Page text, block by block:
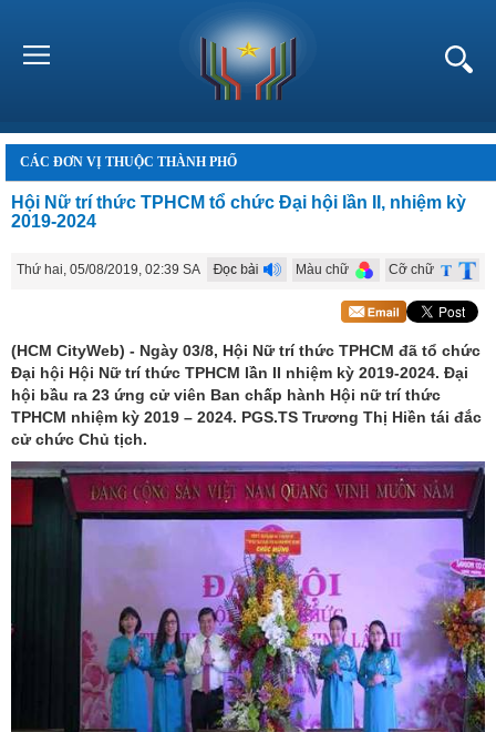
CÁC ĐƠN VỊ THUỘC THÀNH PHỐ
Hội Nữ trí thức TPHCM tổ chức Đại hội lần II, nhiệm kỳ
2019-2024
Thứ hai, 05/08/2019, 02:39 SA Cỡ chữ
Màu chữ
(HCM CityWeb) - Ngày 03/8, Hội Nữ trí thức TPHCM đã tổ chức
Đại hội Hội Nữ trí thức TPHCM lần II nhiệm kỳ 2019-2024. Đại
hội bầu ra 23 ứng cử viên Ban chấp hành Hội nữ trí thức
TPHCM nhiệm kỳ 2019 – 2024. PGS.TS Trương Thị Hiền tái đắc
cử chức Chủ tịch.